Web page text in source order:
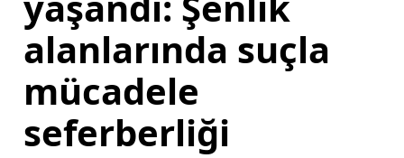
alanlarında suçla
mücadele
seferberliği